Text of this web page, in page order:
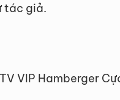
tác giả.
VIP Hamberger